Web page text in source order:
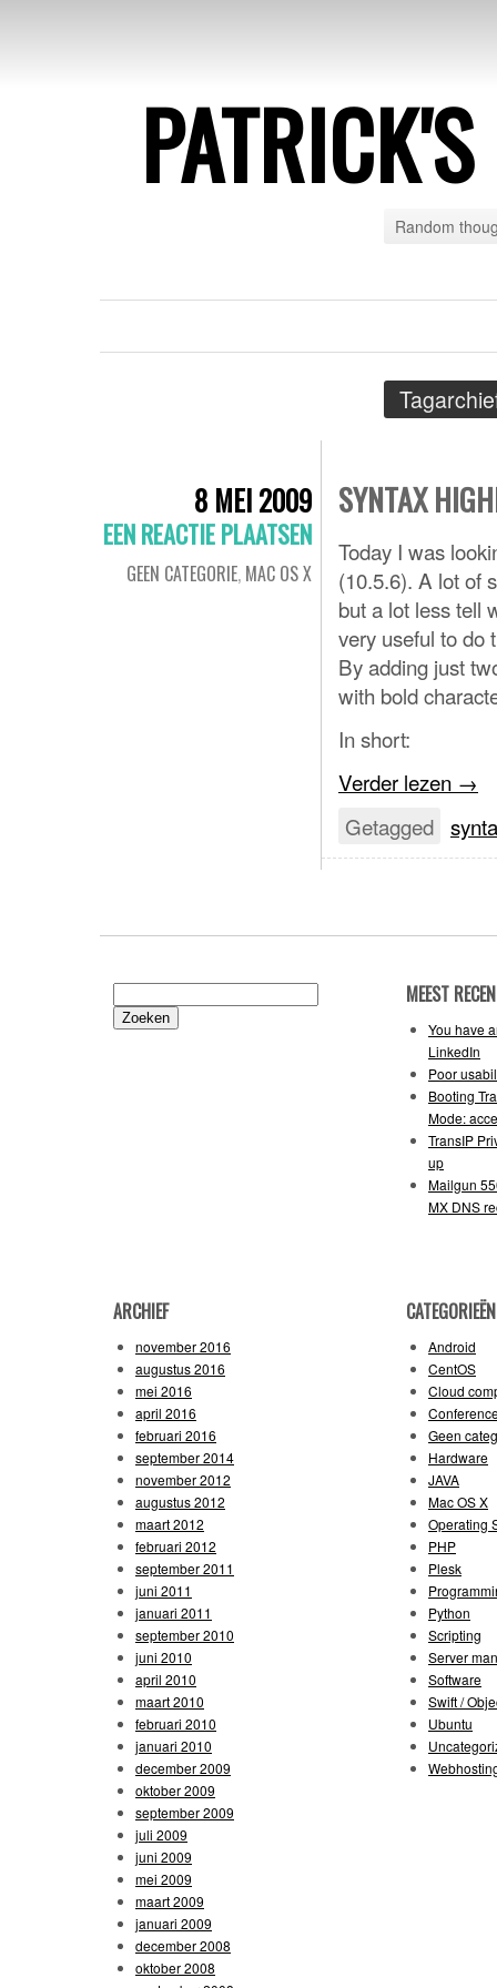
Random
8 MEI 2009
EEN REACTIE PLAATSEN
GEEN CATEGORIE, MAC OS X
SYNTAX
Today I was
(10.5.6). A lot of
but a lot less tell
very useful to do
By adding just
with bold
In short:
Verder lezen →
Getagged
naar:
MEEST
You have
LinkedIn
Poor
Booting
Mode:
TransIP
up
Mailgun
MX DNS
ARCHIEF
november 2016
augustus 2016
mei 2016
april 2016
februari 2016
september 2014
november 2012
augustus 2012
maart 2012
februari 2012
september 2011
juni 2011
januari 2011
september 2010
juni 2010
april 2010
maart 2010
februari 2010
januari 2010
december 2009
oktober 2009
september 2009
juli 2009
juni 2009
mei 2009
maart 2009
januari 2009
december 2008
oktober 2008
CATEGORIEËN
Android
CentOS
Cloud
Geen
Hardware
JAVA
Mac OS X
Operating
PHP
Plesk
Python
Scripting
Server
Software
Swift /
Ubuntu